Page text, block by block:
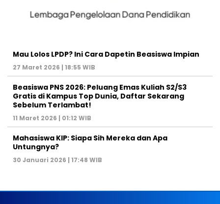
Mau Lolos LPDP? Ini Cara Dapetin Beasiswa Impian
27 Maret 2026 | 18:55 WIB
Beasiswa PNS 2026: Peluang Emas Kuliah S2/S3
Gratis di Kampus Top Dunia, Daftar Sekarang
Sebelum Terlambat!
11 Maret 2026 | 01:12 WIB
Mahasiswa KIP: Siapa Sih Mereka dan Apa
Untungnya?
30 Januari 2026 | 17:48 WIB